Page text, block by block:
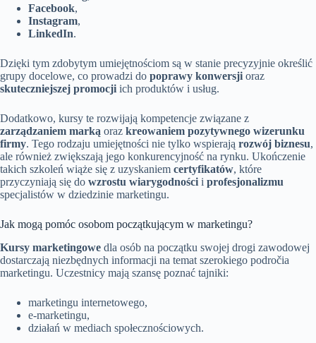
Facebook,
Instagram,
LinkedIn.
Dzięki tym zdobytym umiejętnościom są w stanie precyzyjnie określić
grupy docelowe, co prowadzi do poprawy konwersji oraz
skuteczniejszej promocji ich produktów i usług.
Dodatkowo, kursy te rozwijają kompetencje związane z
zarządzaniem marką oraz kreowaniem pozytywnego wizerunku
firmy. Tego rodzaju umiejętności nie tylko wspierają rozwój biznesu,
ale również zwiększają jego konkurencyjność na rynku. Ukończenie
takich szkoleń wiąże się z uzyskaniem certyfikatów, które
przyczyniają się do wzrostu wiarygodności i profesjonalizmu
specjalistów w dziedzinie marketingu.
Jak mogą pomóc osobom początkującym w marketingu?
Kursy marketingowe dla osób na początku swojej drogi zawodowej
dostarczają niezbędnych informacji na temat szerokiego področia
marketingu. Uczestnicy mają szansę poznać tajniki:
marketingu internetowego,
e-marketingu,
działań w mediach społecznościowych.